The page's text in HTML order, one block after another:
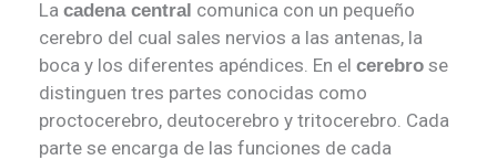
La cadena central comunica con un pequeño
cerebro del cual sales nervios a las antenas, la
boca y los diferentes apéndices. En el cerebro se
distinguen tres partes conocidas como
proctocerebro, deutocerebro y tritocerebro. Cada
parte se encarga de las funciones de cada